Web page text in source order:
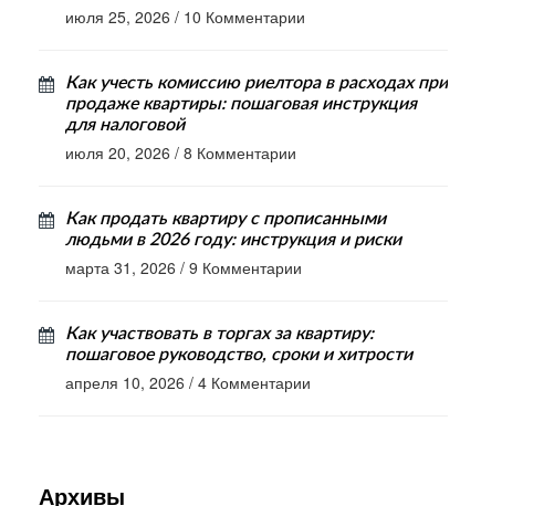
июля 25, 2026 / 10 Комментарии
Как учесть комиссию риелтора в расходах при
продаже квартиры: пошаговая инструкция
для налоговой
июля 20, 2026 / 8 Комментарии
Как продать квартиру с прописанными
людьми в 2026 году: инструкция и риски
марта 31, 2026 / 9 Комментарии
Как участвовать в торгах за квартиру:
пошаговое руководство, сроки и хитрости
апреля 10, 2026 / 4 Комментарии
Архивы